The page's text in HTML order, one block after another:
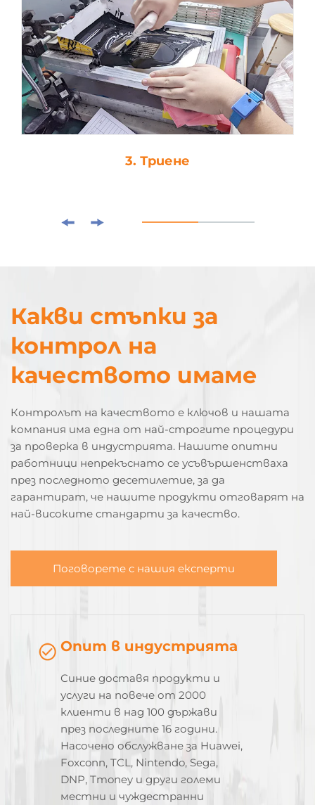
3. Триене
Какви стъпки за
контрол на
качеството имаме
Контролът на качеството е ключов и нашата
компания има една от най-строгите процедури
за проверка в индустрията. Нашите опитни
работници непрекъснато се усъвършенстваха
през последното десетилетие, за да
гарантират, че нашите продукти отговарят на
най-високите стандарти за качество.
Поговорете с нашия експерти
Опит в индустрията
Синие доставя продукти и
услуги на повече от 2000
клиенти в над 100 държави
през последните 16 години.
Насочено обслужване за Huawei,
Foxconn, TCL, Nintendo, Sega,
DNP, Tmoney и други големи
местни и чуждестранни